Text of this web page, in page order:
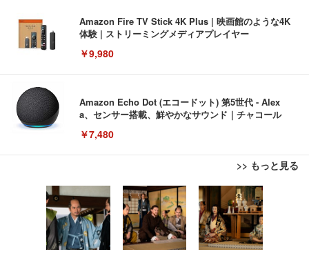
Amazon Fire TV Stick 4K Plus | 映画館のような4K
体験 | ストリーミングメディアプレイヤー
￥9,980
Amazon Echo Dot (エコードット) 第5世代 - Alex
a、センサー搭載、鮮やかなサウンド｜チャコール
￥7,480
>> もっと見る
[EdoErgo] オフィスチェア 椅子 テレワーク 疲れな
い 跳ね上げ式アームレスト コンパクト 約105度ロッ
キング pc 事務椅子 360度回転 座面昇降 強化ナイロ
ン樹脂ベース 通気性メッシュ 在宅ワーク H-WY01
(黒網+黒枠+黒足)
￥5,699
EIZO ビジネス向けプレミアムモニター | FlexScan
EV3240X-WT | 31.5型4K UHD・USB Type-C・ホワ
イト
￥105,595
Amazonベーシック ペットシーツ 薄型 レギュラー 1
回使い捨て 無香料 ホワイト 300枚
￥3,373